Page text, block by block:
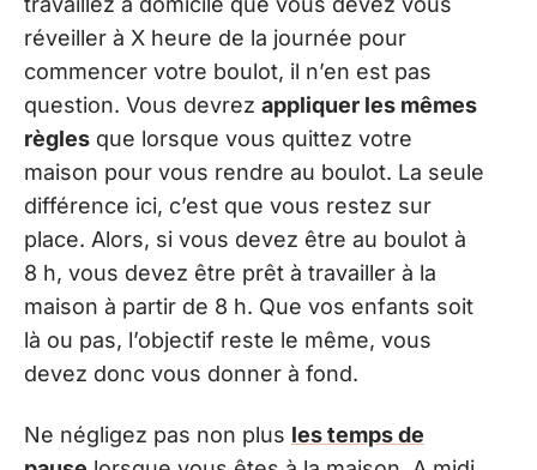
réveiller à X heure de la journée pour
commencer votre boulot, il n’en est pas
question. Vous devrez appliquer les mêmes
règles que lorsque vous quittez votre
maison pour vous rendre au boulot. La seule
différence ici, c’est que vous restez sur
place. Alors, si vous devez être au boulot à
8 h, vous devez être prêt à travailler à la
maison à partir de 8 h. Que vos enfants soit
là ou pas, l’objectif reste le même, vous
devez donc vous donner à fond.
Ne négligez pas non plus les temps de